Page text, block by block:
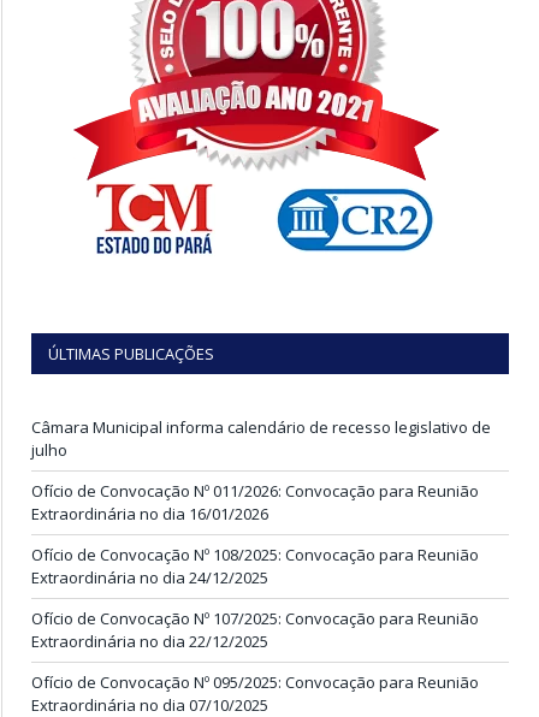
ÚLTIMAS PUBLICAÇÕES
Câmara Municipal informa calendário de recesso legislativo de
julho
Ofício de Convocação Nº 011/2026: Convocação para Reunião
Extraordinária no dia 16/01/2026
Ofício de Convocação Nº 108/2025: Convocação para Reunião
Extraordinária no dia 24/12/2025
Ofício de Convocação Nº 107/2025: Convocação para Reunião
Extraordinária no dia 22/12/2025
Ofício de Convocação Nº 095/2025: Convocação para Reunião
Extraordinária no dia 07/10/2025